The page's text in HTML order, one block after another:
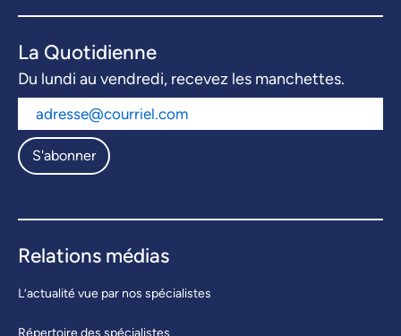
La Quotidienne
Du lundi au vendredi, recevez les manchettes.
S'abonner
Relations médias
L’actualité vue par nos spécialistes
Répertoire des spécialistes